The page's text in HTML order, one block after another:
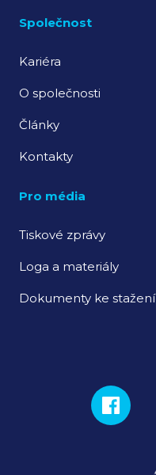
Společnost
Kariéra
O společnosti
Články
Kontakty
Pro média
Tiskové zprávy
Loga a materiály
Dokumenty ke stažení